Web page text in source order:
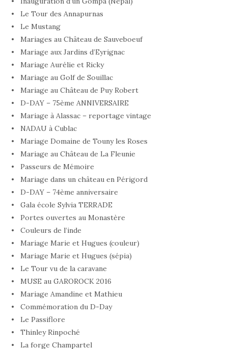
Le Tour des Annapurnas
Le Mustang
Mariages au Château de Sauveboeuf
Mariage aux Jardins d’Eyrignac
Mariage Aurélie et Ricky
Mariage au Golf de Souillac
Mariage au Château de Puy Robert
D-DAY – 75ème ANNIVERSAIRE
Mariage à Alassac – reportage vintage
NADAU à Cublac
Mariage Domaine de Touny les Roses
Mariage au Château de La Fleunie
Passeurs de Mémoire
Mariage dans un château en Périgord
D-DAY – 74ème anniversaire
Gala école Sylvia TERRADE
Portes ouvertes au Monastère
Couleurs de l’inde
Mariage Marie et Hugues (couleur)
Mariage Marie et Hugues (sépia)
Le Tour vu de la caravane
MUSE au GAROROCK 2016
Mariage Amandine et Mathieu
Commémoration du D-Day
Le Passiflore
Thinley Rinpoché
La forge Champartel